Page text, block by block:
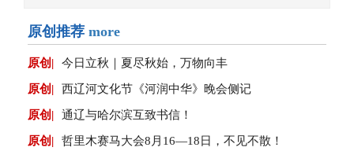
原创推荐 more
原创| 今日立秋｜夏尽秋始，万物向丰
原创| 西辽河文化节《河润中华》晚会侧记
原创| 通辽与哈尔滨互致书信！
原创| 哲里木赛马大会8月16—18日，不见不散！